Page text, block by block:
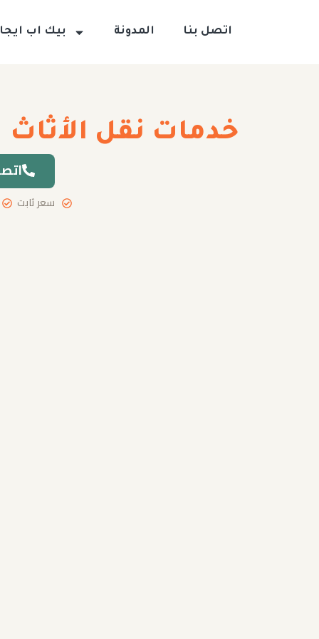
بيك اب المدونة اتصل بنا
خدمات نقل الأثاث
سعر ثابت